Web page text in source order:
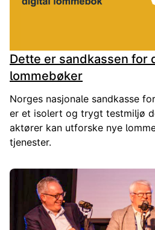
Dette er sandkassen for
lommebøker
Norges nasjonale sandkasse
er et isolert og trygt testmiljø
aktører kan utforske nye
tjenester.